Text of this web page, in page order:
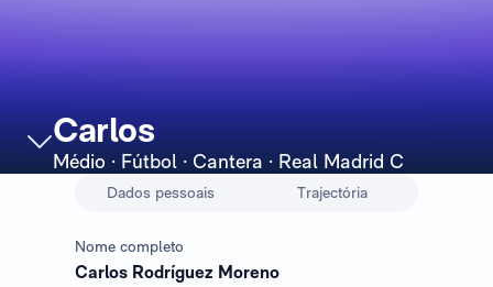
Carlos
Médio · Fútbol · Cantera · Real Madrid C
Dados pessoais Trajectória
Nome completo
Carlos Rodríguez Moreno